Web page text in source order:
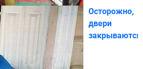
Осторожно,
двери
закрываются!